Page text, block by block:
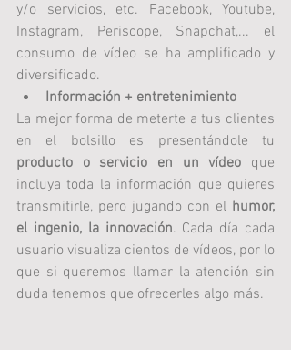
y/o servicios, etc. Facebook, Youtube,
Instagram, Periscope, Snapchat,... el
consumo de vídeo se ha amplificado y
diversificado.
Información + entretenimiento
La mejor forma de meterte a tus clientes
producto o servicio en un vídeo que
incluya toda la información que quieres
transmitirle, pero jugando con el humor,
el ingenio, la innovación. Cada día cada
usuario visualiza cientos de vídeos, por lo
que si queremos llamar la atención sin
duda tenemos que ofrecerles algo más.